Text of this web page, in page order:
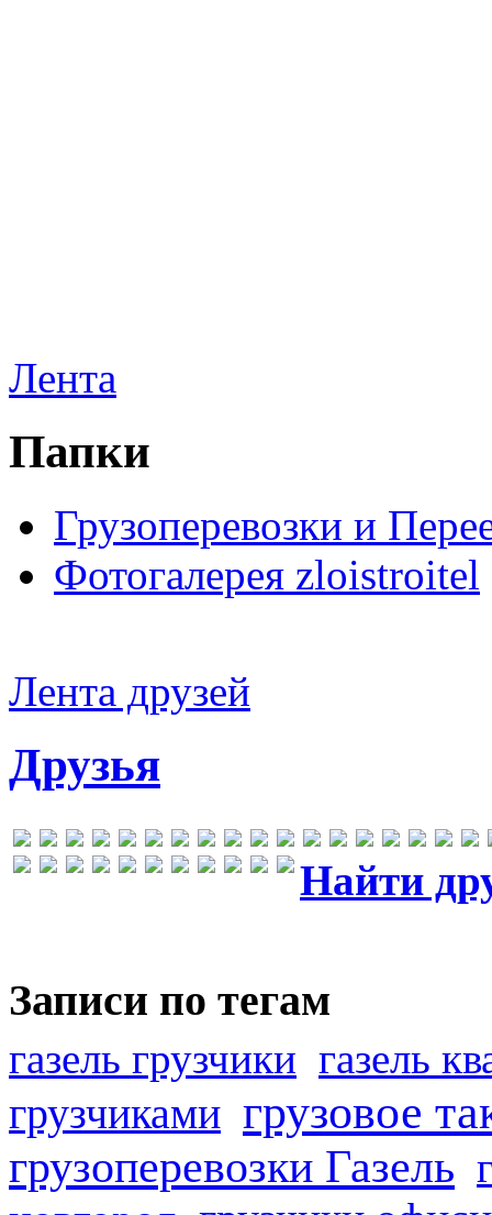
Лента
Папки
Грузоперевозки и
Фотогалерея zloistroitel
Лента друзей
Друзья
Найти
Записи по тегам
газель грузчики газель
грузчиками грузовое
грузоперевозки Газель